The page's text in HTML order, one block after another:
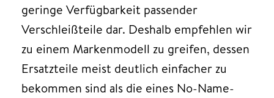
geringe Verfügbarkeit passender
Verschleißteile dar. Deshalb empfehlen wir
zu einem Markenmodell zu greifen, dessen
Ersatzteile meist deutlich einfacher zu
bekommen sind als die eines No-Name-